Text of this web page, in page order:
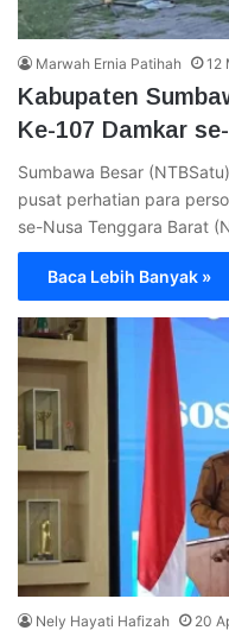
Marwah Ernia Patihah 12
Kabupaten
Ke-107 Damkar
Sumbawa Besar
pusat perhatian para
se-Nusa Tenggara Barat
Baca Lebih Banyak »
Nely Hayati Hafizah 20